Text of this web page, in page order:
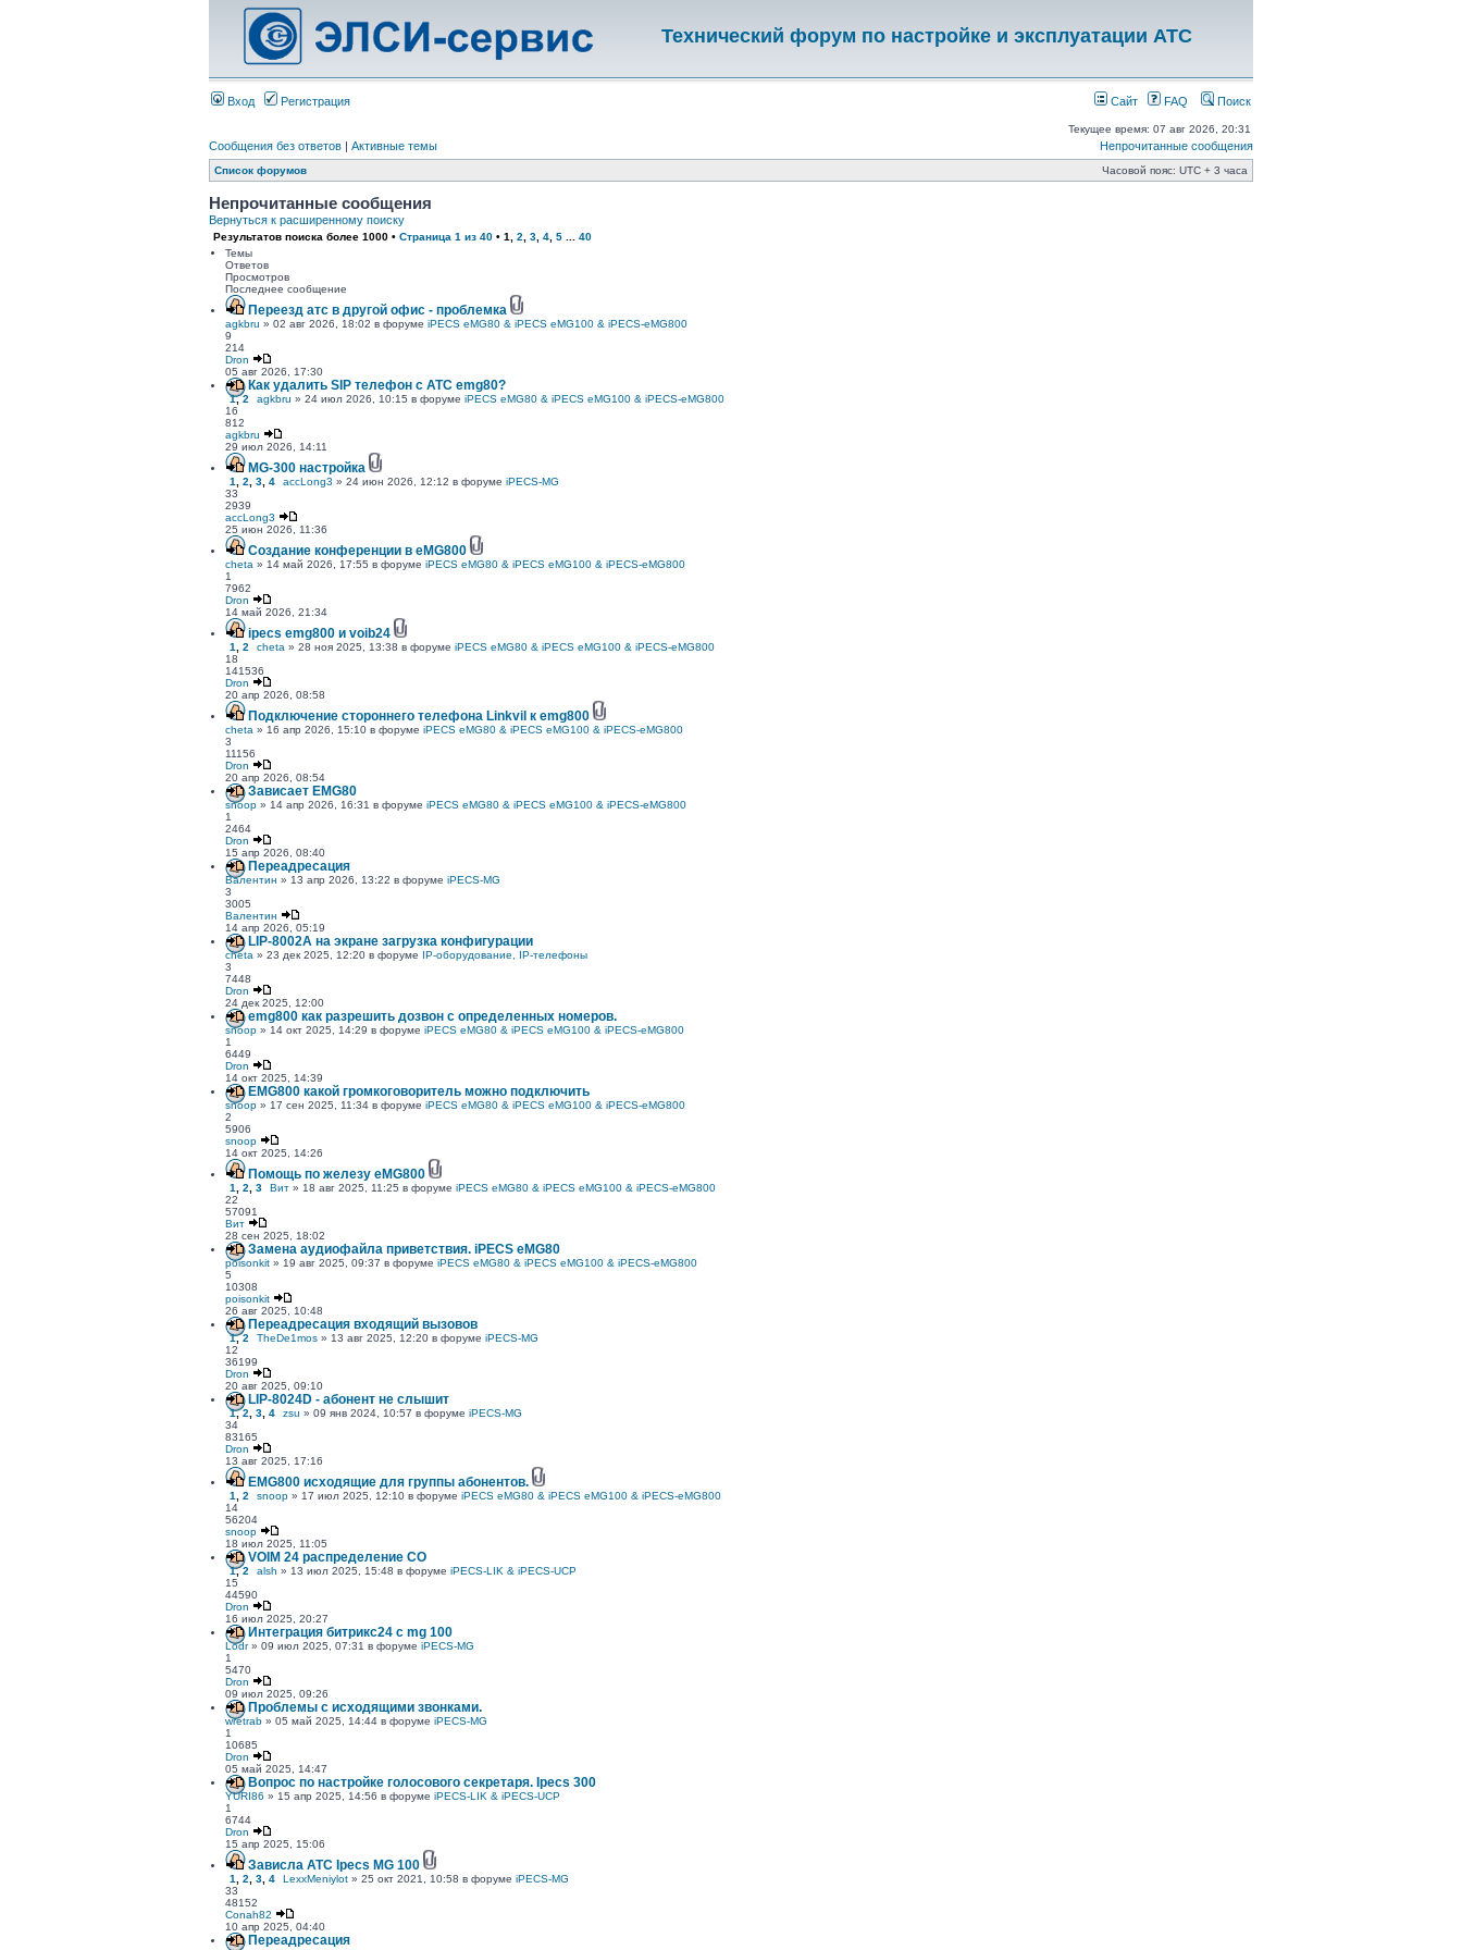
Технический форум по настройке и эксплуатации АТС
Вход Регистрация Сайт FAQ Поиск
Текущее время: 07 авг 2026, 20:31
Сообщения без ответов | Активные темы Непрочитанные сообщения
Список форумов Часовой пояс: UTC + 3 часа
Непрочитанные сообщения
Вернуться к расширенному поиску
Результатов поиска более 1000 • Страница 1 из 40 • 1 2 3 4 5
40
Темы
Ответов
Просмотров
Последнее сообщение
Переезд атс в другой офис - проблемка
agkbru » 02 авг 2026, 18:02 в форуме iPECS eMG80 & iPECS eMG100 & iPECS-eMG800
9
214
Dron
05 авг 2026, 17:30
Как удалить SIP телефон c АТС emg80?
1,2 agkbru » 24 июл 2026, 10:15 в форуме iPECS eMG80 & iPECS eMG100 & iPECS-eMG800
16
812
agkbru
29 июл 2026, 14:11
MG-300 настройка
1 2 3 4 accLong3 » 24 июн 2026, 12:12 в форуме iPECS-MG
33
2939
accLong3
25 июн 2026, 11:36
Создание конференции в eMG800
cheta » 14 май 2026, 17:55 в форуме iPECS eMG80 & iPECS eMG100 & iPECS-eMG800
1
7962
Dron
14 май 2026, 21:34
ipecs emg800 и voib24
1 2 cheta » 28 ноя 2025, 13:38 в форуме iPECS eMG80 & iPECS eMG100 & iPECS-eMG800
18
141536
Dron
20 апр 2026, 08:58
Подключение стороннего телефона Linkvil к emg800
cheta » 16 апр 2026, 15:10 в форуме iPECS eMG80 & iPECS eMG100 & iPECS-eMG800
3
11156
Dron
20 апр 2026, 08:54
Зависает EMG80
snoop » 14 апр 2026, 16:31 в форуме iPECS eMG80 & iPECS eMG100 & iPECS-eMG800
1
2464
Dron
15 апр 2026, 08:40
Переадресация
Валентин » 13 апр 2026, 13:22 в форуме iPECS-MG
3
3005
Валентин
14 апр 2026, 05:19
LIP-8002A на экране загрузка конфигурации
cheta » 23 дек 2025, 12:20 в форуме IP-оборудование, IP-телефоны
3
7448
Dron
24 дек 2025, 12:00
emg800 как разрешить дозвон с определенных номеров.
snoop » 14 окт 2025, 14:29 в форуме iPECS eMG80 & iPECS eMG100 & iPECS-eMG800
1
6449
Dron
14 окт 2025, 14:39
EMG800 какой громкоговоритель можно подключить
snoop » 17 сен 2025, 11:34 в форуме iPECS eMG80 & iPECS eMG100 & iPECS-eMG800
2
5906
snoop
14 окт 2025, 14:26
Помощь по железу eMG800
1 2 3 Вит » 18 авг 2025, 11:25 в форуме iPECS eMG80 & iPECS eMG100 & iPECS-eMG800
22
57091
Вит
28 сен 2025, 18:02
Замена аудиофайла приветствия. iPECS eMG80
poisonkit » 19 авг 2025, 09:37 в форуме iPECS eMG80 & iPECS eMG100 & iPECS-eMG800
5
10308
poisonkit
26 авг 2025, 10:48
Переадресация входящий вызовов
1,2 TheDe1mos » 13 авг 2025, 12:20 в форуме iPECS-MG
12
36199
Dron
20 авг 2025, 09:10
LIP-8024D - абонент не слышит
1,2 3 4 zsu » 09 янв 2024, 10:57 в форуме iPECS-MG
34
83165
Dron
13 авг 2025, 17:16
EMG800 исходящие для группы абонентов.
1 2 snoop » 17 июл 2025, 12:10 в форуме iPECS eMG80 & iPECS eMG100 & iPECS-eMG800
14
56204
snoop
18 июл 2025, 11:05
VOIM 24 распределение CO
1,2 alsh » 13 июл 2025, 15:48 в форуме iPECS-LIK & iPECS-UCP
15
44590
Dron
16 июл 2025, 20:27
Интеграция битрикс24 с mg 100
Lodr» 09 июл 2025, 07:31 в форуме iPECS-MG
1
5470
Dron
09 июл 2025, 09:26
Проблемы с исходящими звонками.
wretrab » 05 май 2025, 14:44 в форуме iPECS-MG
1
10685
Dron
05 май 2025, 14:47
Вопрос по настройке голосового секретаря. Ipecs 300
YURI86 » 15 апр 2025, 14:56 в форуме iPECS-LIK & iPECS-UCP
1
6744
Dron
15 апр 2025, 15:06
Зависла АТС Ipecs MG 100
1 2 3 4 LexxMeniylot » 25 окт 2021, 10:58 в форуме iPECS-MG
33
48152
Conah82
10 апр 2025, 04:40
Переадресация